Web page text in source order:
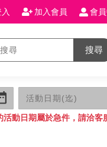
加入會員 會
搜尋
動日期屬於急件，請洽客